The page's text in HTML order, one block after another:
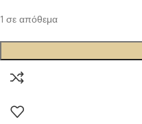
1 σε απόθεμα